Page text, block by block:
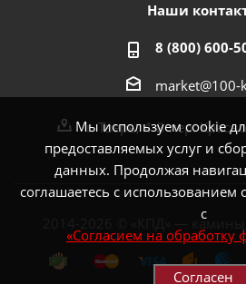
Мы используем cookie
предоставляемых услуг и
данных. Продолжая
соглашаетесь с использованием
с
«Согласием на обработку
Согласен
Наши
8 (800) 600-
market@100-
г. Тверь, 4-й пер.
2014-2026 © «КПД» —